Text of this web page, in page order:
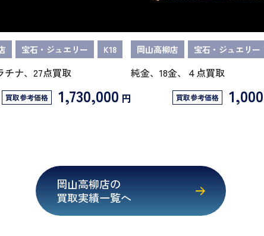
宝石・ジュエリー K18
チナ、27点買取
買取参考価格 1,730,000 円
岡山高柳店 宝石・ジュエリー
純金、18金、４点買取
買取参考価格
岡山高柳店の
買取実績一覧へ